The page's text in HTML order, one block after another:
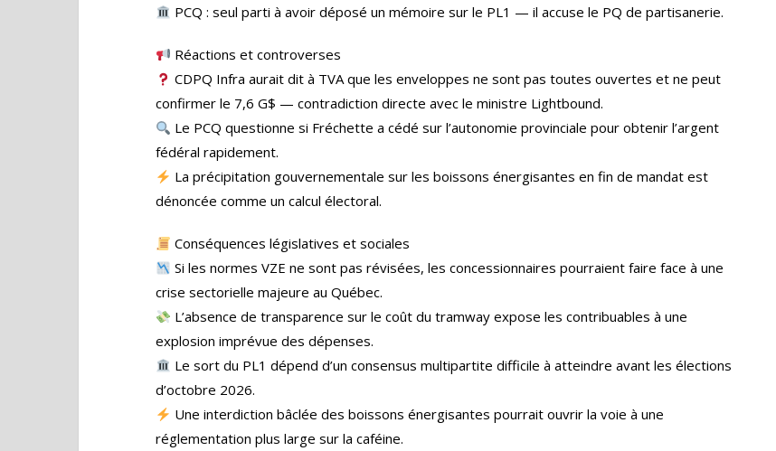
PCQ : seul parti à avoir déposé un mémoire sur le PL1 — il accuse le PQ de partisanerie.
Réactions et controverses
CDPQ Infra aurait dit à TVA que les enveloppes ne sont pas toutes ouvertes et ne peut
confirmer le 7,6 G$ — contradiction directe avec le ministre Lightbound.
Le PCQ questionne si Fréchette a cédé sur l’autonomie provinciale pour obtenir l’argent
fédéral rapidement.
La précipitation gouvernementale sur les boissons énergisantes en fin de mandat est
dénoncée comme un calcul électoral.
Conséquences législatives et sociales
Si les normes VZE ne sont pas révisées, les concessionnaires pourraient faire face à une
crise sectorielle majeure au Québec.
L’absence de transparence sur le coût du tramway expose les contribuables à une
explosion imprévue des dépenses.
Le sort du PL1 dépend d’un consensus multipartite difficile à atteindre avant les élections
d’octobre 2026.
Une interdiction bâclée des boissons énergisantes pourrait ouvrir la voie à une
réglementation plus large sur la caféine.